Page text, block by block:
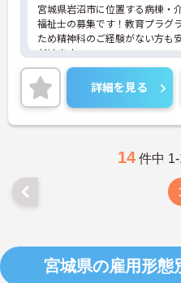
宮城県岩沼市に位置する病棟・
福祉士の募集です！教育プラグ
ため精神科のご経験がない方も
だけます。
また、育児休業取得実績もあり
変化があっても長くお勤めいた
ご興味ある方には、面接対策ポ
詳細をお話しいたしますのでお
い！
詳細を見る
14 件中
宮城県の雇用形態